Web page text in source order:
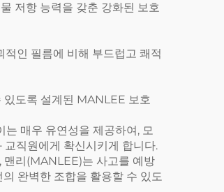
저항 능력을 갖춘 강화된 보호
인 필름에 비해 부드럽고 쾌적
있도록 설계된 MANLEE 보호
매우 유연성을 제공하여, 모
직원에게 확신시키게 합니다.
맨리(MANLEE)는 사고를 예방
완벽한 조합을 활용할 수 있도